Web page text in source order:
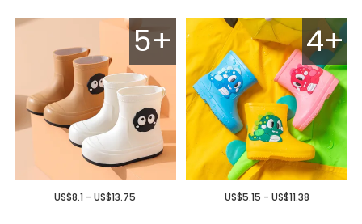
5+
US$8.1 - US$13.75
4+
US$5.15 - US$11.38